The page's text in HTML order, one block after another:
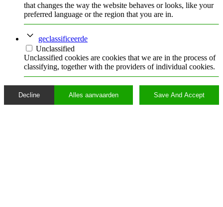
that changes the way the website behaves or looks, like your
preferred language or the region that you are in.
geclassificeerde
Unclassified
Unclassified cookies are cookies that we are in the process of
classifying, together with the providers of individual cookies.
Decline Alles aanvaarden Save And Accept